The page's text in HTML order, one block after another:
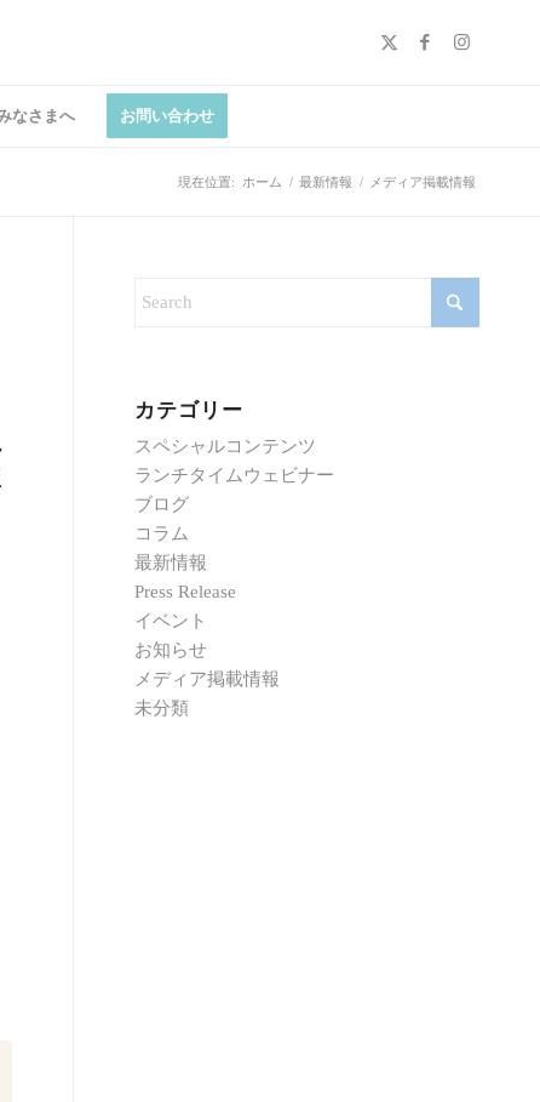
なさまへ お問い合わせ
現在位置: ホーム / 最新情報 / メディア掲載情報
カテゴリー
スペシャルコンテンツ
ランチタイムウェビナー
ブログ
コラム
最新情報
Press Release
イベント
お知らせ
メディア掲載情報
未分類